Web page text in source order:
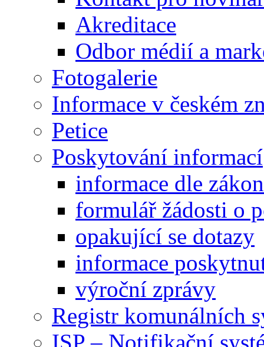
Akreditace
Odbor médií a
Fotogalerie
Informace v českém
Petice
Poskytování informací
informace dle
formulář žádosti o
opakující se dotazy
informace
výroční zprávy
Registr komunálních